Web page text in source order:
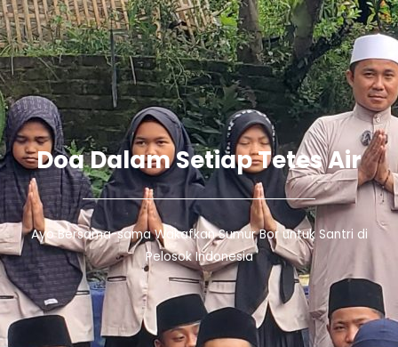
Doa Dalam Setiap Tetes Air
Ayo Bersama-sama Wakafkan Sumur Bor untuk Santri di
Pelosok Indonesia